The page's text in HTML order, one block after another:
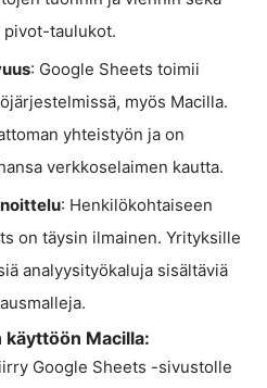
pivot-taulukot.
: Google Sheets toimii
myös Macilla.
yhteistyön ja on
verkkoselaimen kautta.
: Henkilökohtaiseen
on täysin ilmainen. Yrityksille
analyysityökaluja sisältäviä
käyttöön Macilla:
Google Sheets -sivustolle